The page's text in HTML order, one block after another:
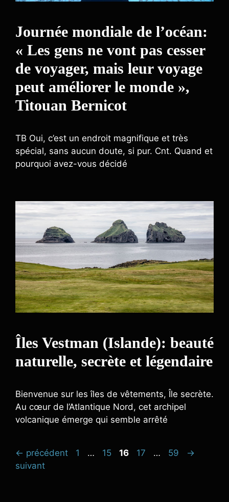
Journée mondiale de l’océan:
« Les gens ne vont pas cesser
de voyager, mais leur voyage
peut améliorer le monde »,
Titouan Bernicot
TB Oui, c’est un endroit magnifique et très
spécial, sans aucun doute, si pur. Cnt. Quand et
pourquoi avez-vous décidé
Îles Vestman (Islande): beauté
naturelle, secrète et légendaire
Bienvenue sur les îles de vêtements, Île secrète.
Au cœur de l’Atlantique Nord, cet archipel
volcanique émerge qui semble arrêté
← précédent Page
1 … Page
15 Page
16 Page
17 … Page
59
→
suivant